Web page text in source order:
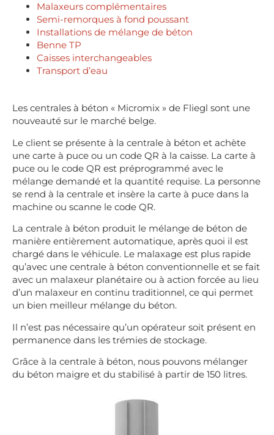
Malaxeurs complémentaires
Semi-remorques à fond poussant
Installations de mélange de béton
Benne TP
Caisses interchangeables
Transport d’eau
Les centrales à béton « Micromix » de Fliegl sont une
nouveauté sur le marché belge.
Le client se présente à la centrale à béton et achète
une carte à puce ou un code QR à la caisse. La carte à
puce ou le code QR est préprogrammé avec le
mélange demandé et la quantité requise. La personne
se rend à la centrale et insère la carte à puce dans la
machine ou scanne le code QR.
La centrale à béton produit le mélange de béton de
manière entièrement automatique, après quoi il est
chargé dans le véhicule. Le malaxage est plus rapide
qu’avec une centrale à béton conventionnelle et se fait
avec un malaxeur planétaire ou à action forcée au lieu
d’un malaxeur en continu traditionnel, ce qui permet
un bien meilleur mélange du béton.
Il n’est pas nécessaire qu’un opérateur soit présent en
permanence dans les trémies de stockage.
Grâce à la centrale à béton, nous pouvons mélanger
du béton maigre et du stabilisé à partir de 150 litres.